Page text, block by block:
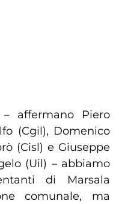
affermano Piero
(Cgil), Domenico
(Cisl) e Giuseppe
(Uil) – abbiamo
di Marsala
comunale, ma